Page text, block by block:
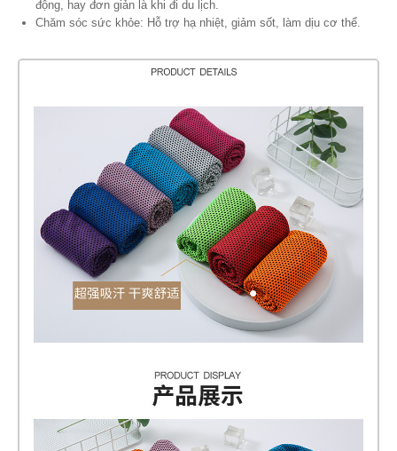
động, hay đơn giản là khi đi du lịch.
Chăm sóc sức khỏe: Hỗ trợ hạ nhiệt, giảm sốt, làm dịu cơ thể.